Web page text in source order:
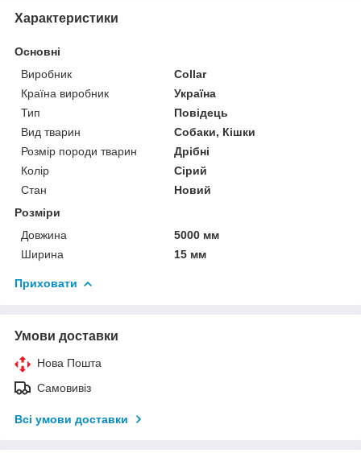
Характеристики
Основні
Виробник
Collar
Країна виробник
Україна
Тип
Повідець
Вид тварин
Собаки, Кішки
Розмір породи тварин
Дрібні
Колір
Сірий
Стан
Новий
Розміри
Довжина
5000 мм
Ширина
15 мм
Приховати
Умови доставки
Нова Пошта
Самовивіз
Всі умови доставки